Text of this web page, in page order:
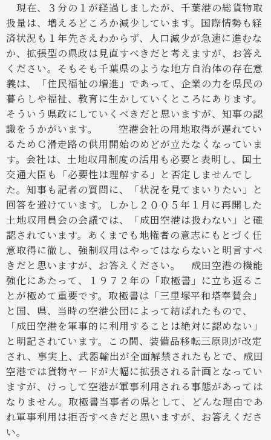
現在、３分の１が経過しましたが、千葉港の総貨物取
扱量は、増えるどころか減少しています。国際情勢も経
済状況も１年先さえわからず、人口減少が急速に進むな
か、拡張型の県政は見直すべきだと考えますが、お答え
ください。そもそも千葉県のような地方自治体の存在意
義は、「住民福祉の増進」であって、企業の力を県民の
暮らしや福祉、教育に生かしていくところにあります。
そういう県政にしていくべきだと思いますが、知事の認
識をうかがいます。
空港会社の用地取得が遅れてい
るためＣ滑走路の供用開始のめどが立たなくなっていま
す。会社は、土地収用制度の活用も必要と表明し、国土
交通大臣も「必要性は理解する」と否定しませんでし
た。知事も記者の質問に、「状況を見てまいりたい」と
回答を避けています。しかし２００５年１月に再開した
土地収用員会の会議では、「成田空港は扱わない」と確
認されています。あくまでも地権者の意志にもとづく任
意取得に徹し、強制収用はやってはならないと明言すべ
きだと思いますが、お答えください。
成田空港の機能
強化にあたって、１９７２年の「取極書」に立ち返るこ
とが極めて重要です。取極書は「三里塚平和塔奉賛会」
と国、県、当時の空港公団によって結ばれたもので、
「成田空港を軍事的に利用することは絶対に認めない」
と明記されています。この間、装備品移転三原則が改定
され、事実上、武器輸出が全面解禁されたもとで、成田
空港では貨物ヤードが大幅に拡張される計画となってい
ますが、けっして空港が軍事利用される事態があっては
なりません。取極書当事者の県として、どんな理由であ
れ軍事利用は拒否すべきだと思いますが、お答えくださ
い。